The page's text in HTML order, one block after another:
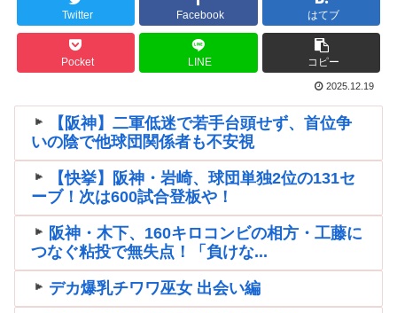
Twitter Facebook はてブ
Pocket LINE コピー
2025.12.19
【阪神】二軍低迷で若手台頭せず、首位争
いの陰で他球団関係者も不安視
【快挙】阪神・岩崎、球団単独2位の131セ
ーブ！次は600試合登板や！
阪神・木下、160キロコンビの相方・工藤に
つなぐ粘投で無失点！「負けな...
デカ爆乳チワワ巫女 出会い編